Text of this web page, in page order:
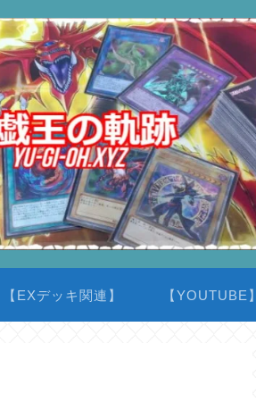
【EXデッキ関連】 【YOUTUBE】